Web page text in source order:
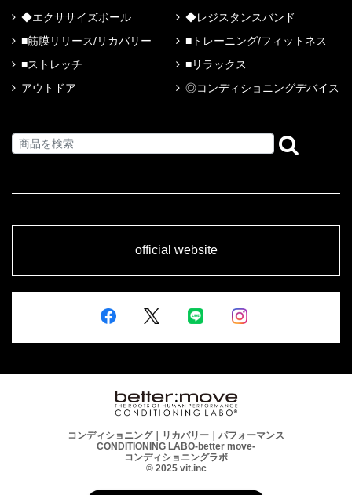
◆エクササイズボール
◆レジスタンスバンド
■筋膜リリース/リカバリー
■トレーニング/フィットネス
■ストレッチ
■リラックス
アウトドア
◎コンディショニングデバイス
official website
コンディショニング｜リカバリー｜パフォーマンス
CONDITIONING LABO-better move-
コンディショニングラボ
© 2025 vit.inc